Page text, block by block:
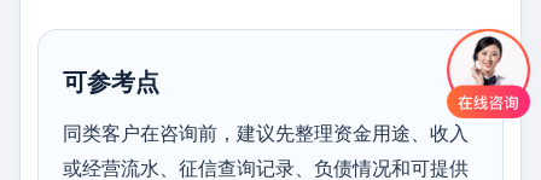
可参考点
同类客户在咨询前，建议先整理资金用途、收入
或经营流水、征信查询记录、负债情况和可提供